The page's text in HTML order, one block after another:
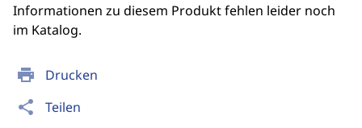
print Drucken
share Teilen
Informationen zu diesem Produkt fehlen leider noch
im Katalog.